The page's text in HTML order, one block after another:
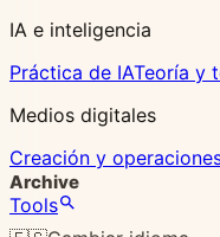
IA e inteligencia
Práctica de IATeoría y
Medios digitales
Creación y
Archive
Tools